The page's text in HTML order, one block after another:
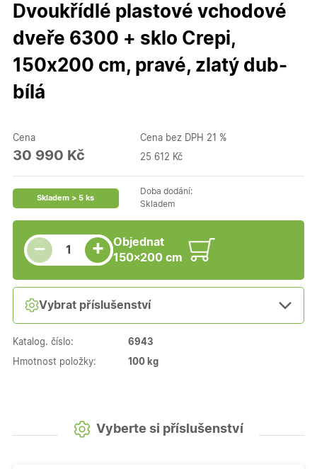
Dvoukřídlé plastové vchodové
dveře 6300 + sklo Crepi,
150x200 cm, pravé, zlatý dub-
bílá
Cena
30 990 Kč
Cena bez DPH 21 %
25 612 Kč
Skladem > 5 ks
Doba dodání:
Skladem
−
Snížit množství
Počet kusů +
Zvýšit množství
Objednat
150×200 cm
Vybrat příslušenství
Katalog. číslo: 6943
Hmotnost položky: 100 kg
Vyberte si příslušenství